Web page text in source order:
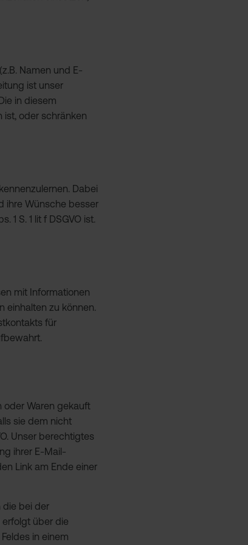
Namen und E-
ist unser
in diesem
oder schränken
Dabei
ihre Wünsche besser
S. 1 lit f DSGVO ist.
mit Informationen
einhalten zu können.
für
oder Waren gekauft
sie dem nicht
Unser berechtigtes
ihrer E-Mail-
Link am Ende einer
die bei der
über die
in einem